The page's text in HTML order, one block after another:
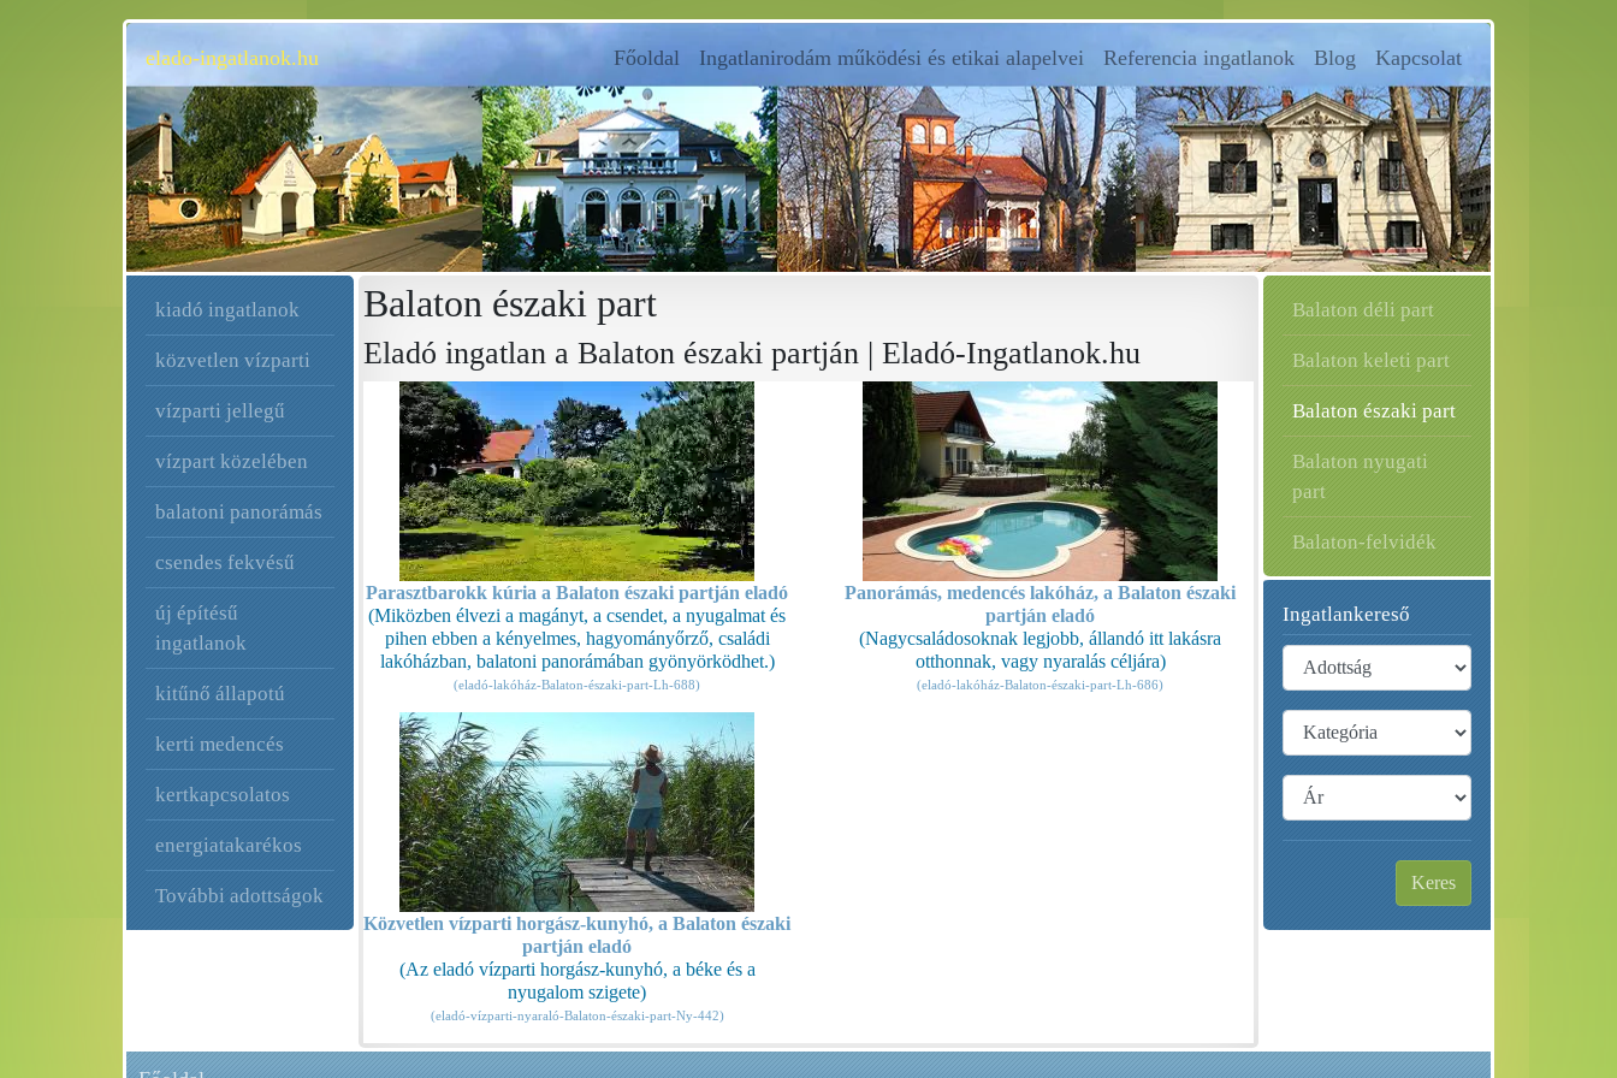
elado-ingatlanok.hu Főoldal (current)
Ingatlanirodám működési és etikai alapelvei Referencia ingatlanok Blog Kapcsolat
kiadó ingatlanok
közvetlen vízparti
vízparti jellegű
vízpart közelében
balatoni panorámás
csendes fekvésű
új építésű
ingatlanok
kitűnő állapotú
kerti medencés
kertkapcsolatos
energiatakarékos
További adottságok
Balaton déli part
Balaton keleti part
Balaton északi part
Balaton nyugati
part
Balaton-felvidék
Ingatlankereső
Keres
Balaton északi part
Eladó ingatlan a Balaton északi partján | Eladó-Ingatlanok.hu
Parasztbarokk kúria a Balaton északi partján eladó
(Miközben élvezi a magányt, a csendet, a nyugalmat és
pihen ebben a kényelmes, hagyományőrző, családi
lakóházban, balatoni panorámában gyönyörködhet.)
(eladó-lakóház-Balaton-északi-part-Lh-688)
Panorámás, medencés lakóház, a Balaton északi
partján eladó
(Nagycsaládosoknak legjobb, állandó itt lakásra
otthonnak, vagy nyaralás céljára)
(eladó-lakóház-Balaton-északi-part-Lh-686)
Közvetlen vízparti horgász-kunyhó, a Balaton északi
partján eladó
(Az eladó vízparti horgász-kunyhó, a béke és a
nyugalom szigete)
(eladó-vízparti-nyaraló-Balaton-északi-part-Ny-442)